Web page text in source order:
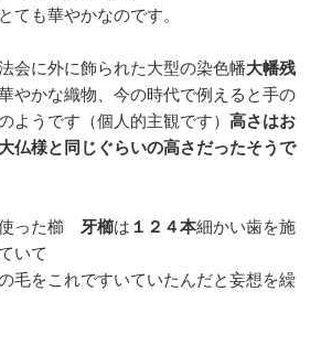
ても華やかなのです。
会に外に飾られた大型の染色幡大幡残
やかな織物、今の時代で例えると手の
ようです（個人的主観です） 高さはお
仏様と同じぐらいの高さだったそうで
った櫛 牙櫛は １２４本細かい歯を施
いて
毛をこれですいていたんだと妄想を繰